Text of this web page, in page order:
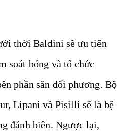
thời Baldini sẽ ưu tiên
soát bóng và tổ chức
phần sân đối phương. Bộ
Lipani và Pisilli sẽ là bệ
đánh biên. Ngược lại,